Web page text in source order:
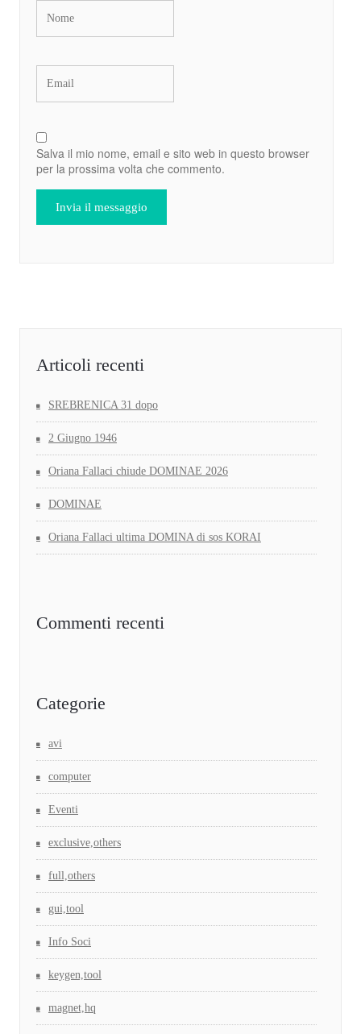
Salva il mio nome, email e sito web in questo browser
per la prossima volta che commento.
Articoli recenti
SREBRENICA 31 dopo
2 Giugno 1946
Oriana Fallaci chiude DOMINAE 2026
DOMINAE
Oriana Fallaci ultima DOMINA di sos KORAI
Commenti recenti
Categorie
avi
computer
Eventi
exclusive,others
full,others
gui,tool
Info Soci
keygen,tool
magnet,hq